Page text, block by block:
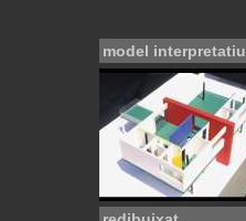
model interpretatiu